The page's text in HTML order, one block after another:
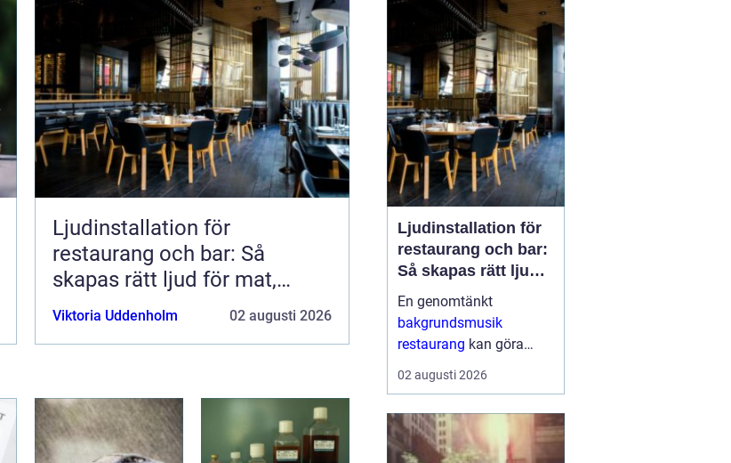
Ljudinstallation för
restaurang och bar: Så
skapas rätt ljud för mat,
dryck och stämning
Viktoria Uddenholm 02 augusti 2026
Ljudinstallation för
restaurang och bar:
Så skapas rätt ljud
för mat, dryck och
stämning
En genomtänkt
bakgrundsmusik
restaurang kan göra
skillnaden mellan en
lokal som gästerna
plats där de g&aum...
02 augusti 2026